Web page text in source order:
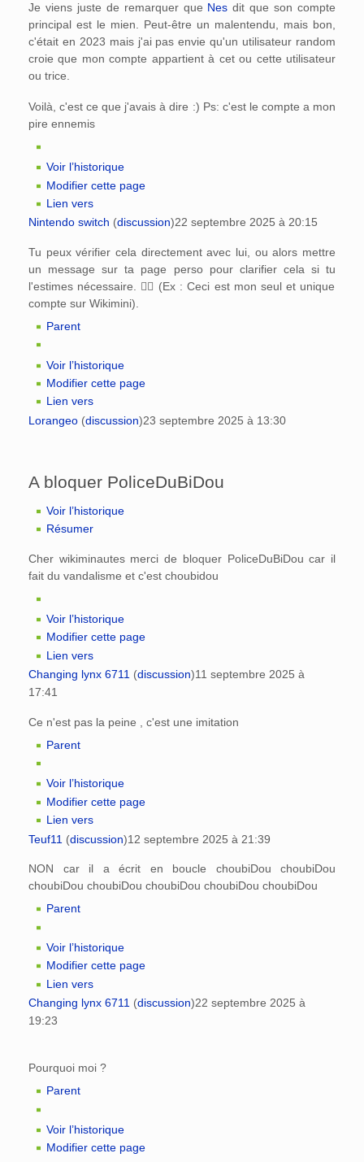
Je viens juste de remarquer que Nes dit que son compte
principal est le mien. Peut-être un malentendu, mais bon,
c'était en 2023 mais j'ai pas envie qu'un utilisateur random
croie que mon compte appartient à cet ou cette utilisateur
ou trice.
Voilà, c'est ce que j'avais à dire :) Ps: c'est le compte a mon
pire ennemis
Voir l’historique
Modifier cette page
Lien vers
Nintendo switch (discussion)22 septembre 2025 à 20:15
Tu peux vérifier cela directement avec lui, ou alors mettre
un message sur ta page perso pour clarifier cela si tu
l'estimes nécessaire. 👍🏻 (Ex : Ceci est mon seul et unique
compte sur Wikimini).
Parent
Voir l’historique
Modifier cette page
Lien vers
Lorangeo (discussion)23 septembre 2025 à 13:30
A bloquer PoliceDuBiDou
Voir l’historique
Résumer
Cher wikiminautes merci de bloquer PoliceDuBiDou car il
fait du vandalisme et c'est choubidou
Voir l’historique
Modifier cette page
Lien vers
Changing lynx 6711 (discussion)11 septembre 2025 à
17:41
Ce n'est pas la peine , c'est une imitation
Parent
Voir l’historique
Modifier cette page
Lien vers
Teuf11 (discussion)12 septembre 2025 à 21:39
NON car il a écrit en boucle choubiDou choubiDou
choubiDou choubiDou choubiDou choubiDou choubiDou
Parent
Voir l’historique
Modifier cette page
Lien vers
Changing lynx 6711 (discussion)22 septembre 2025 à
19:23
Pourquoi moi ?
Parent
Voir l’historique
Modifier cette page